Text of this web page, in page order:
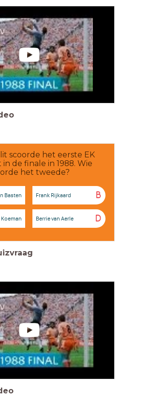
scoorde het eerste EK
de finale in 1988. Wie
het tweede?
Basten B
Frank Rijkaard
D
Berrie van Aerle